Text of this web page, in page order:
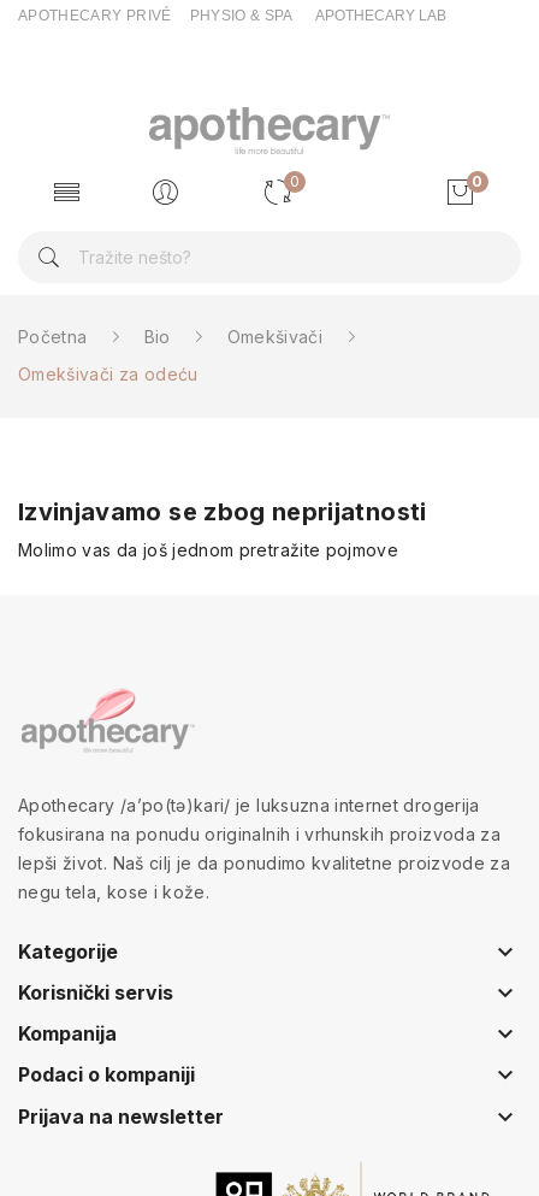
APOTHECARY PRIVÉ PHYSIO & SPA APOTHECARY LAB
0 0
Početna Bio
Omekšivači
Omekšivači za odeću
Izvinjavamo se zbog neprijatnosti
Molimo vas da još jednom pretražite pojmove
Apothecary /a’po(tə)kari/ je luksuzna internet drogerija
fokusirana na ponudu originalnih i vrhunskih proizvoda za
lepši život. Naš cilj je da ponudimo kvalitetne proizvode za
negu tela, kose i kože.
Kategorije keyboard_arrow_down
Korisnički servis keyboard_arrow_down
Kompanija keyboard_arrow_down
Podaci o kompaniji keyboard_arrow_down
Prijava na newsletter keyboard_arrow_down